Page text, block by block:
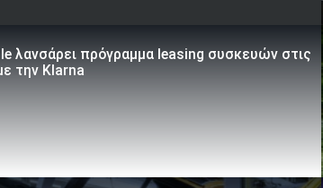
λανσάρει πρόγραμμα leasing συσκευών στις
την Klarna